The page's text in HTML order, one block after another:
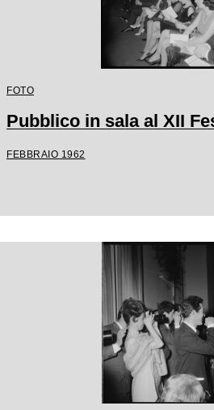
FOTO
Pubblico in sala al XII
FEBBRAIO 1962